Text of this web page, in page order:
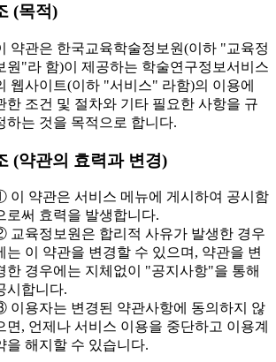
(목적)
약관은 한국교육학술정보원(이하 "교육정
원"라 함)이 제공하는 학술연구정보서비스
웹사이트(이하 "서비스" 라함)의 이용에
한 조건 및 절차와 기타 필요한 사항을 규
하는 것을 목적으로 합니다.
(약관의 효력과 변경)
이 약관은 서비스 메뉴에 게시하여 공시함
로써 효력을 발생합니다.
교육정보원은 합리적 사유가 발생한 경우
는 이 약관을 변경할 수 있으며, 약관을 변
한 경우에는 지체없이 "공지사항"을 통해
시합니다.
이용자는 변경된 약관사항에 동의하지 않
면, 언제나 서비스 이용을 중단하고 이용계
을 해지할 수 있습니다.